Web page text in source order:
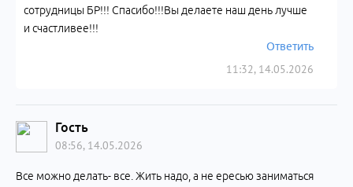
11:32, 14.05.2026
сотрудницы БР!!! Спасибо!!!Вы делаете наш день лучше
и счастливее!!!
Ответить
Гость
08:56, 14.05.2026
Все можно делать- все. Жить надо, а не ересью заниматься